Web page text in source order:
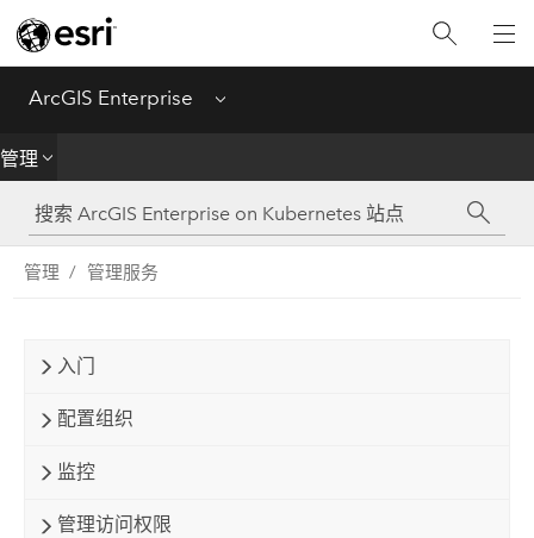
ArcGIS Enterprise Menu
管理
简介
部署
创建
分析
管理 管理服务
入门
配置组织
监控
管理访问权限